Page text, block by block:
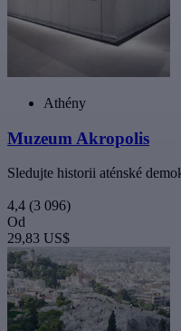
Athény
Muzeum Akropolis
Sledujte historii aténské
4,4 (3 096)
Od
29,83 US$